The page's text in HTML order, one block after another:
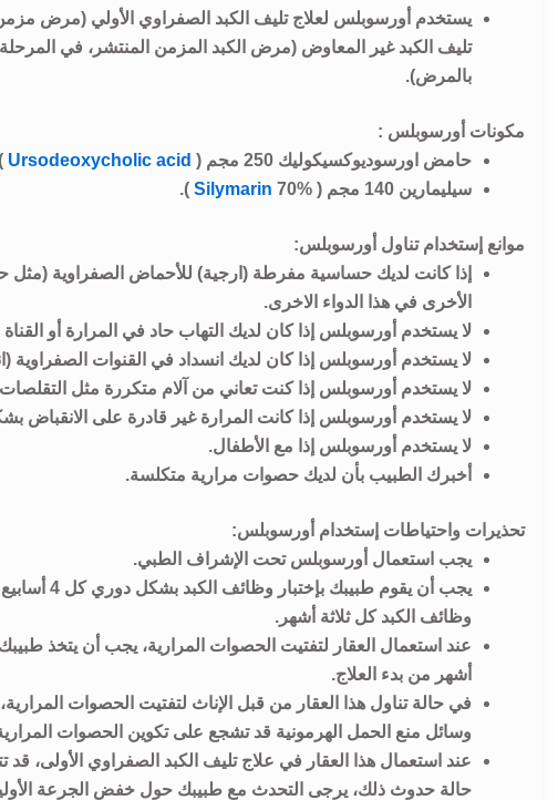
يستخدم أورسوبلس لعلاج تليف الكبد الصفراوي الأولي (مرض
تليف الكبد غير المعاوض (مرض الكبد المزمن المنتشر، في
بالمرض).
مكونات أورسوبلس :
حامض اورسوديوكسيكوليك 250 مجم (
Ursodeoxycholic acid
سيليمارين 140 مجم (
Silymarin 70% ).
موانع إستخدام تناول أورسوبلس:
إذا كانت لديك حساسية مفرطة (ارجية) للأحماض الصفراوية (مثل
الأخرى في هذا الدواء الاخرى.
لا يستخدم أورسوبلس إذا كان لديك التهاب حاد في المرارة أو القناة
لا يستخدم أورسوبلس إذا كان لديك انسداد في القنوات الصفراوية
لا يستخدم أورسوبلس إذا كنت تعاني من آلام متكررة مثل
لا يستخدم أورسوبلس إذا كانت المرارة غير قادرة على الانقباض
لا يستخدم أورسوبلس إذا مع الأطفال.
أخبرك الطبيب بأن لديك حصوات مرارية متكلسة.
تحذيرات واحتياطات إستخدام أورسوبلس:
يجب استعمال أورسوبلس تحت الإشراف الطبي.
يجب أن
وظائف الكبد كل ثلاثة أشهر.
أشهر من بدء العلاج.
في حالة تناول هذا العقار من قبل الإناث لتفتيت الحصوات
وسائل منع الحمل الهرمونية قد تشجع على تكوين الحصوات
عند استعمال هذا العقار في علاج تليف الكبد الصفراوي الأولى،
حالة حدوث ذلك، يرجى التحدث مع طبيبك حول خفض الجرعة